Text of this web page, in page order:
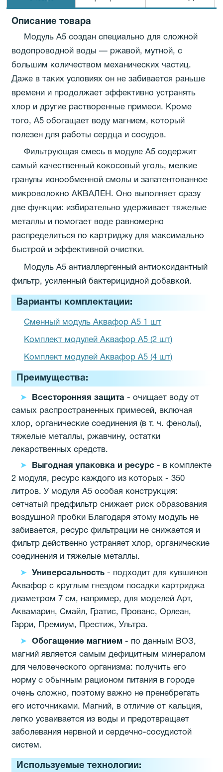
Описание товара
Модуль A5 создан специально для сложной
водопроводной воды — ржавой, мутной, с
большим количеством механических частиц.
Даже в таких условиях он не забивается раньше
времени и продолжает эффективно устранять
хлор и другие растворенные примеси. Кроме
того, A5 обогащает воду магнием, который
полезен для работы сердца и сосудов.
Фильтрующая смесь в модуле А5 содержит
самый качественный кокосовый уголь, мелкие
гранулы ионообменной смолы и запатентованное
микроволокно АКВАЛЕН. Оно выполняет сразу
две функции: избирательно удерживает тяжелые
металлы и помогает воде равномерно
распределиться по картриджу для максимально
быстрой и эффективной очистки.
Модуль А5 антиаллергенный антиоксидантный
фильтр, усиленный бактерицидной добавкой.
Варианты комплектации:
Сменный модуль Аквафор А5 1 шт
Комплект модулей Аквафор А5 (2 шт)
Комплект модулей Аквафор А5 (4 шт)
Преимущества:
Всесторонняя защита - очищает воду от
самых распространенных примесей, включая
хлор, органические соединения (в т. ч. фенолы),
тяжелые металлы, ржавчину, остатки
лекарственных средств.
Выгодная упаковка и ресурс - в комплекте
2 модуля, ресурс каждого из которых - 350
литров. У модуля А5 особая конструкция:
сетчатый предфильтр снижает риск образования
воздушной пробки Благодаря этому модуль не
забивается, ресурс фильтрации не снижается и
фильтр действенно устраняет хлор, органические
соединения и тяжелые металлы.
Универсальность- подходит для кувшинов
Аквафор c круглым гнездом посадки картриджа
диаметром 7 см, например, для моделей Арт,
Аквамарин, Смайл, Гратис, Прованс, Орлеан,
Гарри, Премиум, Престиж, Ультра.
Обогащение магнием- по данным ВОЗ,
магний является самым дефицитным минералом
для человеческого организма: получить его
норму с обычным рационом питания в городе
очень сложно, поэтому важно не пренебрегать
его источниками. Магний, в отличие от кальция,
легко усваивается из воды и предотвращает
заболевания нервной и сердечно-сосудистой
систем.
Используемые технологии: